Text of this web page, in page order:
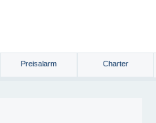
Preisalarm Charter